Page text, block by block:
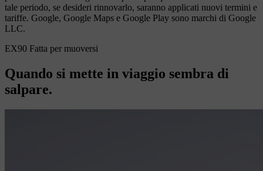
tale periodo, se desideri rinnovarlo, saranno applicati nuovi termini e
tariffe. Google, Google Maps e Google Play sono marchi di Google
LLC.
EX90 Fatta per muoversi
Quando si mette in viaggio sembra di
salpare.